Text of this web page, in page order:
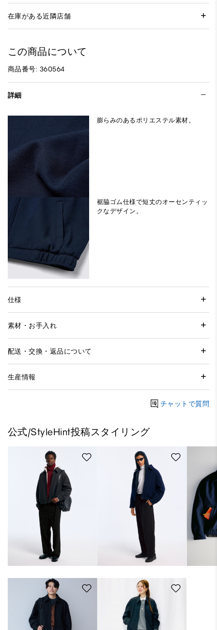
在庫がある近隣店舗
この商品について
商品番号: 360564
詳細
膨らみのあるポリエステル素材。
裾脇ゴム仕様で短丈のオーセンティッ
クなデザイン。
仕様
素材・お手入れ
配送・交換・返品について
生産情報
チャットで質問
公式/StyleHint投稿スタイリング